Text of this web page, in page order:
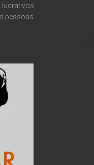
lucrativos
pessoas